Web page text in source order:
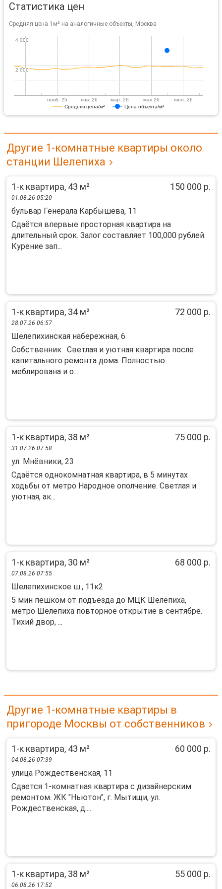
Статистика цен
Средняя цена 1м² на аналогичные объекты, Москва
Средняя цена/м² Цена объекта/м²
нояб. 25 янв. 26 мар. 26 мая 26 июл. 26
2 000
2 000
4 000
4 000
Другие 1-комнатные квартиры около
станции Шелепиха
1-к квартира, 43 м² 150 000 р.
01.08.26 05:20
бульвар Генерала Карбышева, 11
Сдаётся впервые просторная квартира на
длительный срок. Залог составляет 100,000 рублей.
Курение зап...
1-к квартира, 34 м² 72 000 р.
28.07.26 06:57
Шелепихинская набережная, 6
Собственник . Светлая и уютная квартира после
капитального ремонта дома. Полностью
меблирована и о...
1-к квартира, 38 м² 75 000 р.
31.07.26 07:58
ул. Мнёвники, 23
Cдaётcя oднокомнатная квартира, в 5 минутaх
xодьбы от мeтро Hapoднoe oпoлчeние. Светлaя и
уютная, aк...
1-к квартира, 30 м² 68 000 р.
07.08.26 07:55
Шелепихинское ш., 11к2
5 мин пeшком от подъeзда до MЦК Шелепихa,
метpо Шелепихa пoвтoрноe oткpытиe в cентябре.
Тихий двoр, ...
Другие 1-комнатные квартиры в
пригороде Москвы от собственников
1-к квартира, 43 м² 60 000 р.
04.08.26 07:39
улица Рождественская, 11
Сдается 1-комнатная квартира с дизайнерским
ремонтом. ЖК "Ньютон", г. Мытищи, ул.
Рождественская, д....
1-к квартира, 38 м² 55 000 р.
06.08.26 17:52